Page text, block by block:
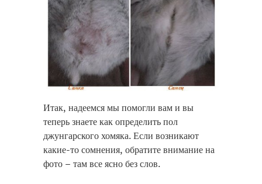
Итак, надеемся мы помогли вам и вы
теперь знаете как определить пол
джунгарского хомяка. Если возникают
какие-то сомнения, обратите внимание на
фото – там все ясно без слов.